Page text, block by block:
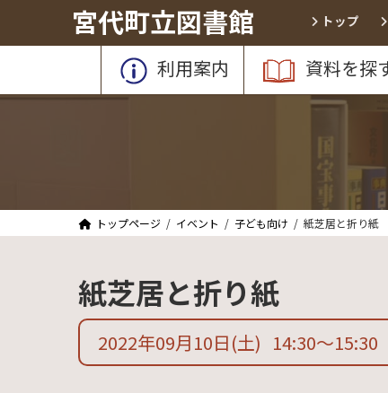
テ
ツ
ゲ
シ
宮代町立図書館 トップ
利用案内 資料を探
トップページ イベント 子ども向け 紙芝居と折り紙
紙芝居と折り紙
2022年09月10日(土) 14:30〜15:30